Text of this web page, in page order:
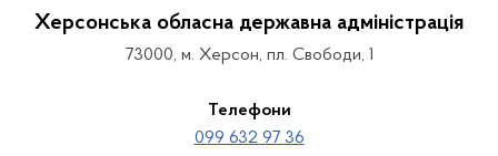
Херсонська обласна державна адміністрація
73000, м. Херсон, пл. Свободи, 1
Телефони
099 632 97 36